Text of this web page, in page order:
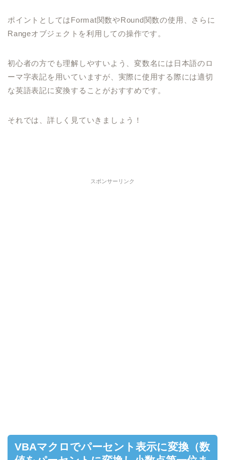
ポイントとしてはFormat関数やRound関数の使用、さらに
Rangeオブジェクトを利用しての操作です。
初心者の方でも理解しやすいよう、変数名には日本語のロ
ーマ字表記を用いていますが、実際に使用する際には適切
な英語表記に変換することがおすすめです。
それでは、詳しく見ていきましょう！
スポンサーリンク
VBAマクロでパーセント表示に変換（数